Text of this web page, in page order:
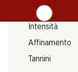
Zucchero
Intensità
Affinamento
Tannini